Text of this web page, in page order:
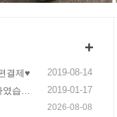
+
결제♥
2019-08-14
였습니
2019-01-17
2026-08-08